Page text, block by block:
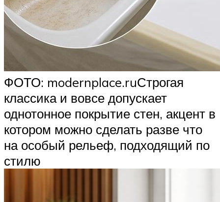
ФОТО: modernplace.ruСтрогая
классика и вовсе допускает
однотонное покрытие стен, акцент в
котором можно сделать разве что
на особый рельеф, подходящий по
стилю